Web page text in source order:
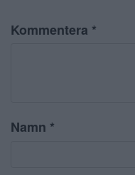
Kommentera *
Namn *